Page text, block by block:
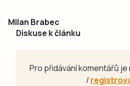
Milan Brabec
Diskuse k článku
Pro přidávání komentářů je
/